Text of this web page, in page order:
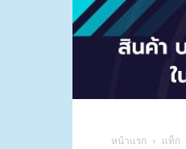
หน้าแรก แท็ก